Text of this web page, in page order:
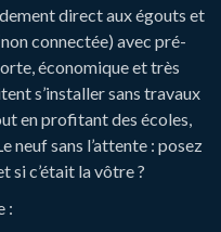
direct aux égouts et
connectée) avec pré-
économique et très
s’installer sans travaux
en profitant des écoles,
neuf sans l’attente : posez
si c’était la vôtre ?
: